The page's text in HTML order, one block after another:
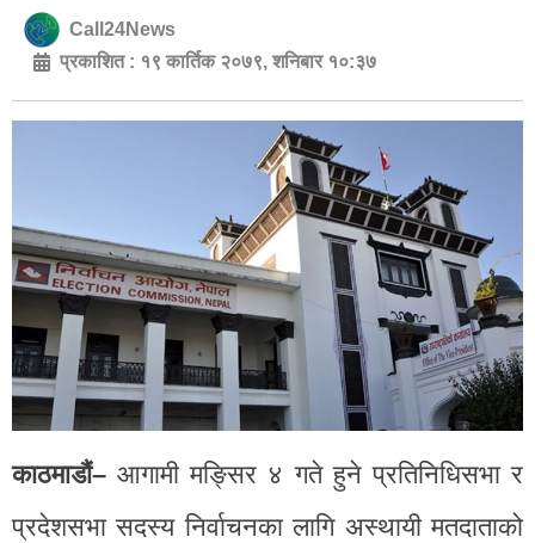
Call24News
प्रकाशित : १९ कार्तिक २०७९, शनिबार १०:३७
काठमाडौं– आगामी मङ्सिर ४ गते हुने प्रतिनिधिसभा र
प्रदेशसभा सदस्य निर्वाचनका लागि अस्थायी मतदाताको